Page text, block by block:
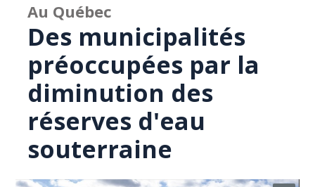
Au Québec
Des municipalités
préoccupées par la
diminution des
réserves d'eau
souterraine